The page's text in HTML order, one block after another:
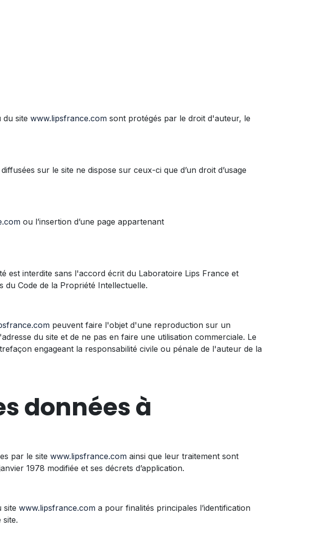
du site www.lipsfrance.com sont protégés par le droit d'auteur, le
sur le site ne dispose sur ceux-ci que d’un droit d’usage
ou l’insertion d’une page appartenant
est interdite sans l'accord écrit du Laboratoire Lips France et
Code de la Propriété Intellectuelle.
peuvent faire l'objet d'une reproduction sur un
du site et de ne pas en faire une utilisation commerciale. Le
engageant la responsabilité civile ou pénale de l'auteur de la
données à
par le site www.lipsfrance.com ainsi que leur traitement sont
1978 modifiée et ses décrets d’application.
site www.lipsfrance.com a pour finalités principales l’identification